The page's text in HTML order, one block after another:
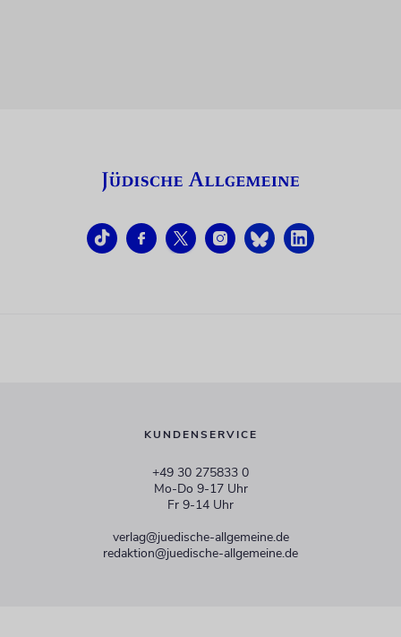
KUNDENSERVICE
+49 30 275833 0
Mo-Do 9-17 Uhr
Fr 9-14 Uhr
verlag@juedische-allgemeine.de
redaktion@juedische-allgemeine.de